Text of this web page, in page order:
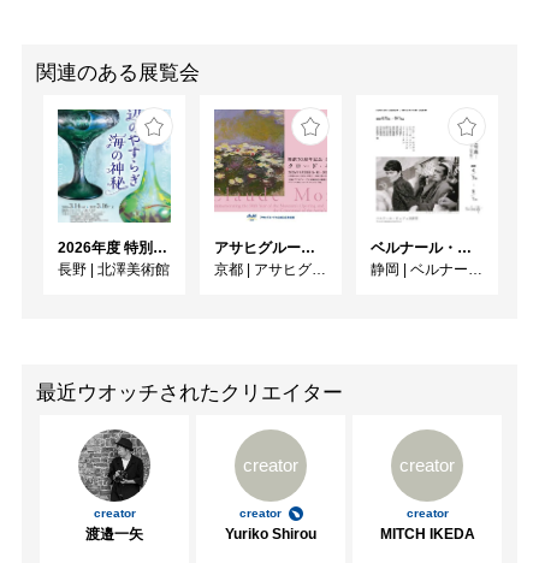
関連のある展覧会
2026年度 特別展「ガレとドーム、アール･ヌーヴォーのガラス 水辺のやすらぎ、海の神秘」
長野 | 北澤美術館
アサヒグループ大山崎山荘美術館 開館30周年記念展「没後100年 クロード・モネ」
京都 | アサヒグループ大山崎山荘美術館
ベルナール・ビュフェと写真 ーカメラがとらえたビュフェとその時代、そして21 世紀へ
静岡 | ベルナール・ビュフェ美術館
最近ウオッチされたクリエイター
creator
渡邉一矢
creator
creator
Yuriko Shirou
creator
creator
MITCH IKEDA